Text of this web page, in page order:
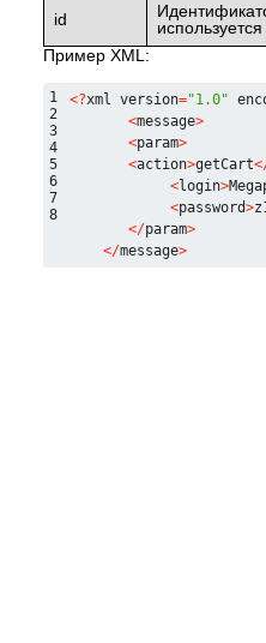
id
Пример XML:
1
2
3
4
5
6
7
8
<?xml version="1.0"
<message>
<param>
<action>getCart<
<login>
<password>
</param>
</message>